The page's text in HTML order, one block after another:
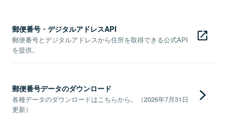
郵便番号・デジタルアドレスAPI
郵便番号とデジタルアドレスから住所を取得できる公式API
を提供。
郵便番号データのダウンロード
各種データのダウンロードはこちらから。（2026年7月31日
更新）